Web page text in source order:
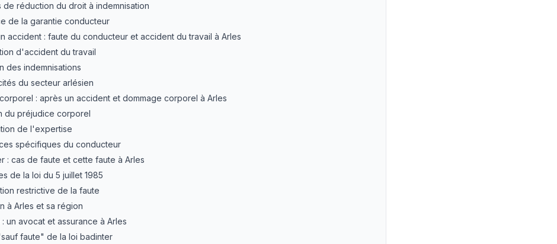
de réduction du droit à indemnisation
de la garantie conducteur
accident : faute du conducteur et accident du travail à Arles
d'accident du travail
des indemnisations
du secteur arlésien
: après un accident et dommage corporel à Arles
du préjudice corporel
de l'expertise
spécifiques du conducteur
: cas de faute et cette faute à Arles
de la loi du 5 juillet 1985
restrictive de la faute
à Arles et sa région
un avocat et assurance à Arles
faute" de la loi badinter